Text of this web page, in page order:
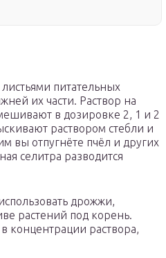
питательных
их части. Раствор на
в дозировке 2, 1 и 2
раствором стебли и
вы отпугнёте пчёл и других
селитра разводится
дрожжи,
растений под корень.
концентрации раствора,